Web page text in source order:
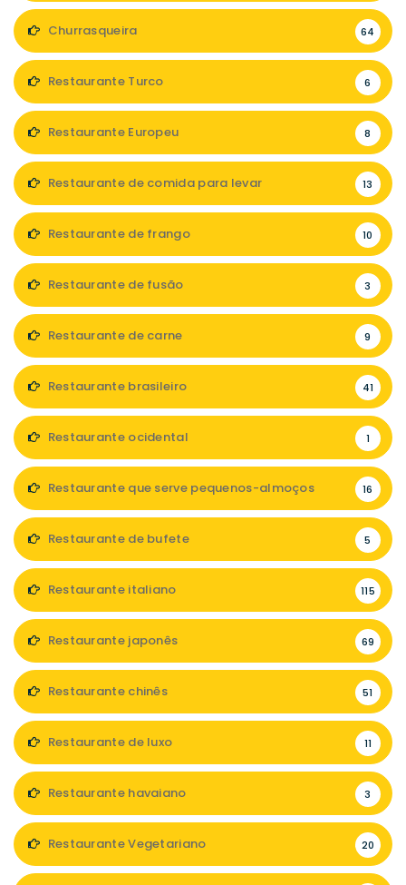
Churrasqueira 64
Restaurante Turco 6
Restaurante Europeu 8
Restaurante de comida para levar 13
Restaurante de frango 10
Restaurante de fusão 3
Restaurante de carne 9
Restaurante brasileiro 41
Restaurante ocidental 1
Restaurante que serve pequenos-almoços 16
Restaurante de bufete 5
Restaurante italiano 115
Restaurante japonês 69
Restaurante chinês 51
Restaurante de luxo 11
Restaurante havaiano 3
Restaurante Vegetariano 20